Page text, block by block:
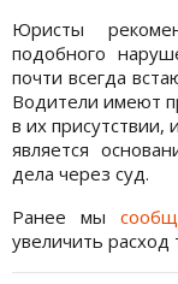
Юристы
подобного
почти всегда
Водители имеют
в их
является
дела через суд.
Ранее мы
увеличить расход